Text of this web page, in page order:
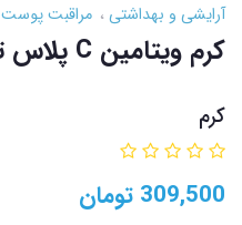
آرایشی و بهداشتی مراقبت پوست
کرم ویتامین C پلاس تیوبی نئودرم 50میل
کرم
309,500 تومان